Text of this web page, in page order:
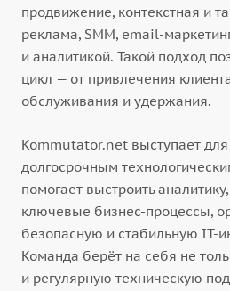
продвижение, контекстная и
реклама, SMM, email-
и аналитикой. Такой подход
цикл — от привлечения
обслуживания и удержания.
Kommutator.net выступает
долгосрочным
помогает выстроить
ключевые бизнес-процессы,
безопасную и стабильную IT-
Команда берёт на себя не
и регулярную техническую